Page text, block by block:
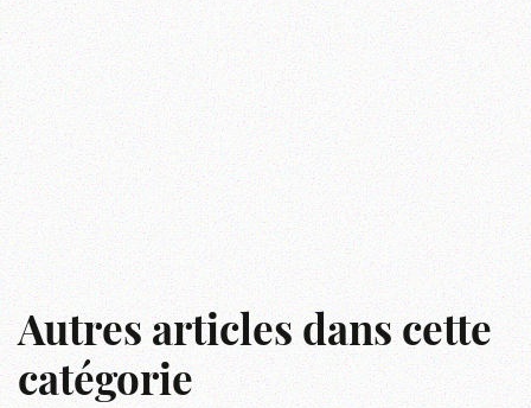
Autres articles dans cette
catégorie